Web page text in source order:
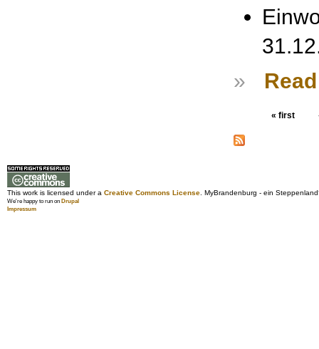
»
« first
This work is licensed under a Creative Commons License. MyBrandenburg - ein
We're happy to run on Drupal
Impressum